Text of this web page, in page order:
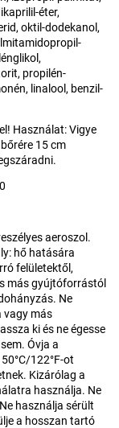
éter,
oktil-dodekanol,
propilén-
linalool, benzil-
Használat: Vigye
15 cm
aeroszol.
hő hatására
felületektől,
más gyújtóforrástól
Ne
vagy más
ki és ne égesse
Óvja a
122°F-ot
Kizárólag a
használja. Ne
használja sérült
a hosszan tartó